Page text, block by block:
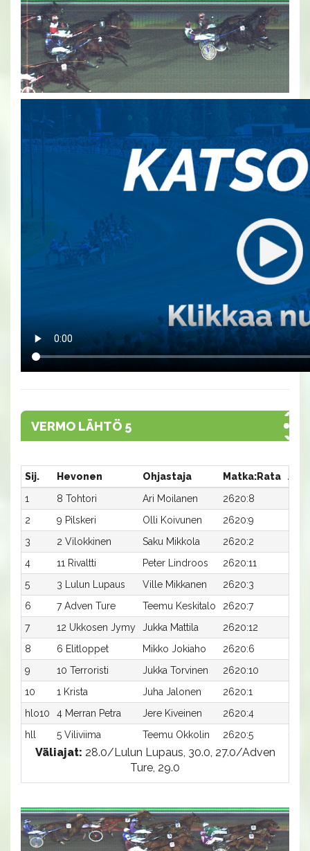
VERMO LÄHTÖ 5
Sij. Hevonen Ohjastaja Matka:Rata
Aika
1
8 Tohtori Ari Moilanen 2620:8
2
9 Pilskeri Olli Koivunen 2620:9
3
2 Vilokkinen Saku Mikkola 2620:2
4
11 Rivaltti Peter Lindroos 2620:11
5
3 Lulun Lupaus Ville Mikkanen 2620:3
6
7 Adven Ture Teemu Keskitalo 2620:7
7
12 Ukkosen Jymy Jukka Mattila 2620:12
8
6 Elitloppet Mikko Jokiaho 2620:6
9
10 Terroristi Jukka Torvinen 2620:10
10
1 Krista Juha Jalonen 2620:1
hlo10
4 Merran Petra Jere Kiveinen 2620:4
hll
5 Viliviima Teemu Okkolin 2620:5
Väliajat: 28.0/Lulun Lupaus, 30.0, 27.0/Adven
Ture, 29.0